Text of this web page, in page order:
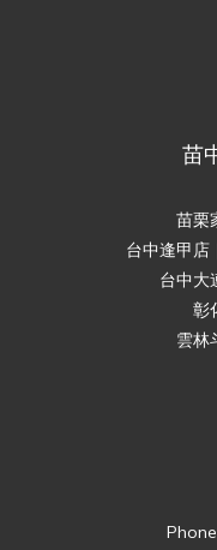
苗
苗栗
台中逢甲店
台中大
彰
雲林